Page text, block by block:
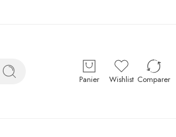
Panier Wishlist Comparer